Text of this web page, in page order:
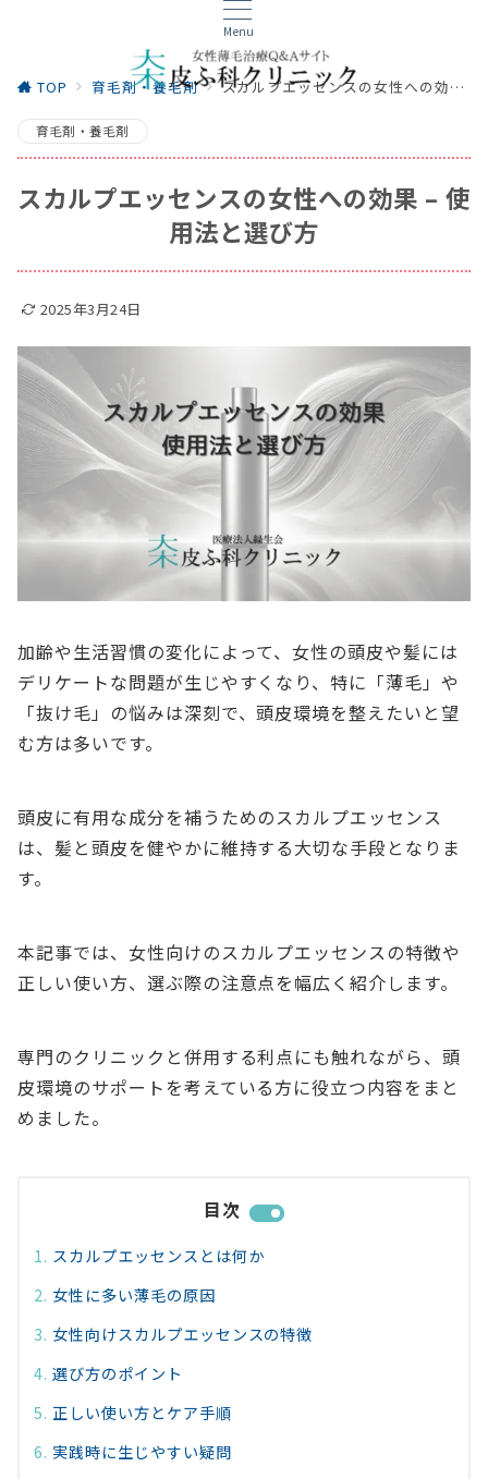
Menu
TOP 育毛剤・養毛剤 スカルプエッセンスの女性への効果 – 使用法と選び方
育毛剤・養毛剤
スカルプエッセンスの女性への効果 – 使
用法と選び方
2025年3月24日
加齢や生活習慣の変化によって、女性の頭皮や髪には
デリケートな問題が生じやすくなり、特に「薄毛」や
「抜け毛」の悩みは深刻で、頭皮環境を整えたいと望
む方は多いです。
頭皮に有用な成分を補うためのスカルプエッセンス
は、髪と頭皮を健やかに維持する大切な手段となりま
す。
本記事では、女性向けのスカルプエッセンスの特徴や
正しい使い方、選ぶ際の注意点を幅広く紹介します。
専門のクリニックと併用する利点にも触れながら、頭
皮環境のサポートを考えている方に役立つ内容をまと
めました。
目次
スカルプエッセンスとは何か
女性に多い薄毛の原因
女性向けスカルプエッセンスの特徴
選び方のポイント
正しい使い方とケア手順
実践時に生じやすい疑問